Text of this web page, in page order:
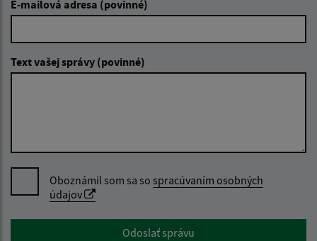
E-mailová adresa (povinné)
Text vašej správy (povinné)
Oboznámil som sa so spracúvaním osobných
údajov
Google reCaptcha ResponseOdoslať správu